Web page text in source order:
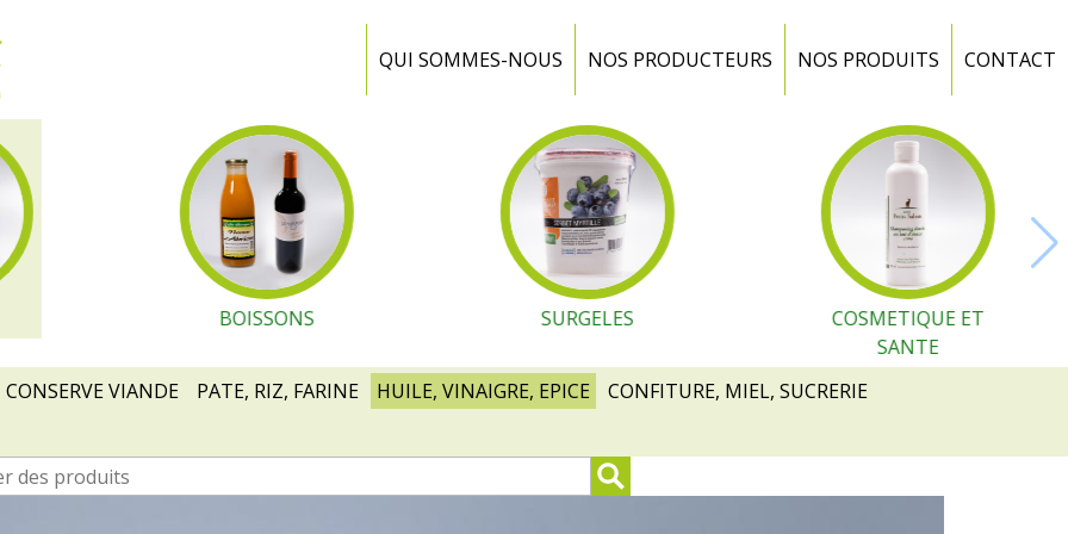
QUI SOMMES-NOUS NOS PRODUCTEURS NOS PRODUITS CONTACT
BOISSONS SURGELES
COSMETIQUE ET
SANTE
CONSERVE VIANDE
PATE, RIZ, FARINE HUILE, VINAIGRE, EPICE CONFITURE, MIEL, SUCRERIE